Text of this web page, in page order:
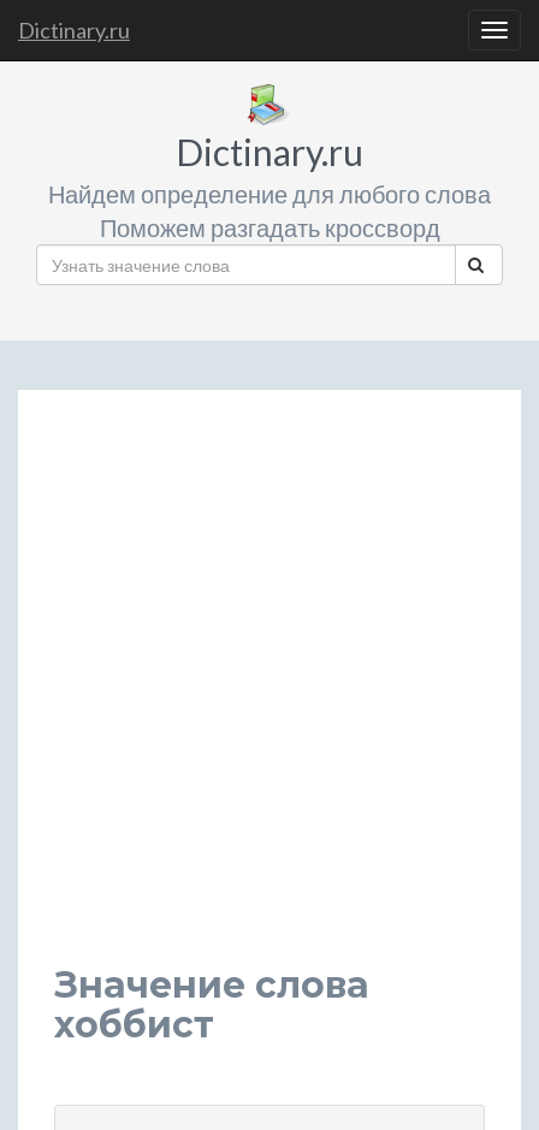
Dictinary.ru
Dictinary.ru
Найдем определение для любого слова
Поможем разгадать кроссворд
Значение слова
хоббист